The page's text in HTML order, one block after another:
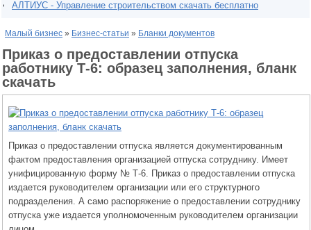
АЛТИУС - Управление строительством скачать бесплатно
Малый бизнес » Бизнес-статьи » Бланки документов
Приказ о предоставлении отпуска
работнику Т-6: образец заполнения, бланк
скачать
Приказ о предоставлении отпуска является документированным
фактом предоставления организацией отпуска сотруднику. Имеет
унифицированную форму № Т-6. Приказ о предоставлении отпуска
издается руководителем организации или его структурного
подразделения. А само распоряжение о предоставлении сотруднику
отпуска уже издается уполномоченным руководителем организации